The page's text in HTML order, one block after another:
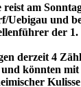
reist am
Uebigau und
der 1.
derzeit 4
könnten mit